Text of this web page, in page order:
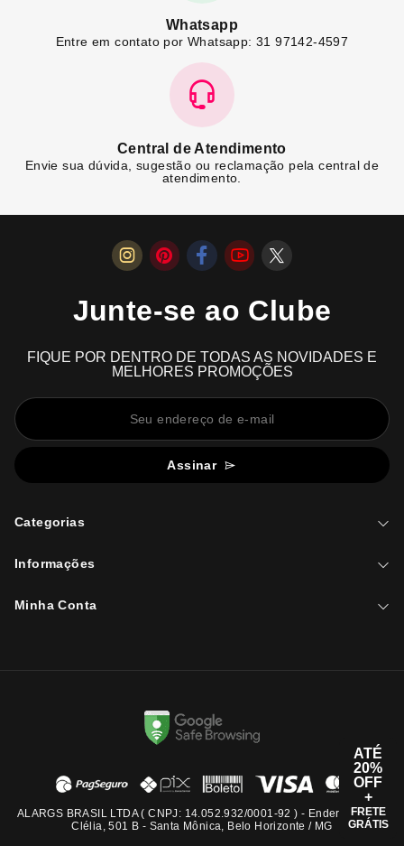
Whatsapp
Entre em contato por Whatsapp: 31 97142-4597
Central de Atendimento
Envie sua dúvida, sugestão ou reclamação pela central de
atendimento.
Junte-se ao Clube
FIQUE POR DENTRO DE TODAS AS NOVIDADES E
MELHORES PROMOÇÕES
Assinar
Categorias
Informações
Minha Conta
ALARGS BRASIL LTDA ( CNPJ: 14.052.932/0001-92 ) - Endereço: Rua
Clélia, 501 B - Santa Mônica, Belo Horizonte / MG
ATÉ
20%
OFF
+
FRETE
GRÁTIS